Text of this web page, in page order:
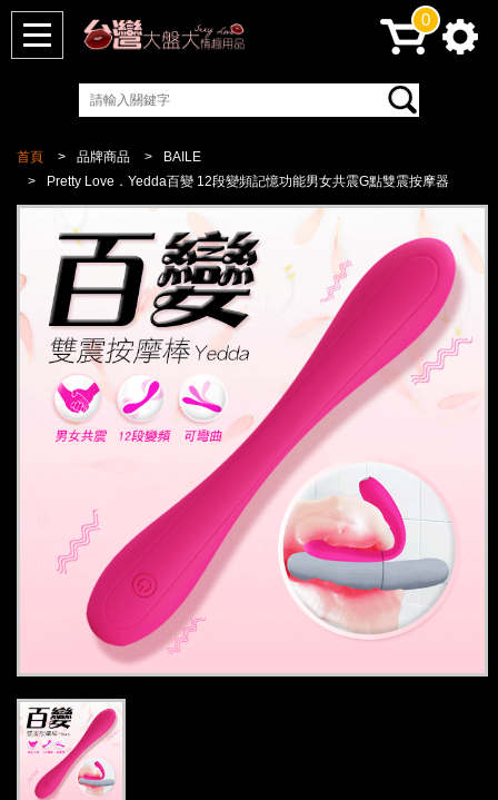
首頁 品牌商品
BAILE
Pretty Love．Yedda百變 12段變頻記憶功能男女共震G點雙震按摩器
0